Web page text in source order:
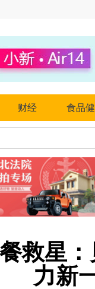
财经 食品
救星
力新